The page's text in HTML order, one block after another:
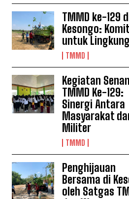
TMMD ke-129
Kesongo:
untuk
TMMD
Kegiatan
TMMD Ke-129:
Sinergi Antara
Masyarakat
Militer
TMMD
Penghijauan
Bersama di
oleh Satgas